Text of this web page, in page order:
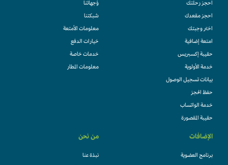
احجز رحلتك
احجز مقعدك
اختر وجبتك
امتعة إضافية
حقيبة إكسبريس
خدمة الأولوية
بيانات تسجيل الوصول
حفظ الحجز
خدمة الواتساب
حقيبة المقصورة
وُجهاتنا
شبكتنا
معلومات الأمتعة
خيارات الدفع
خدمات خاصة
معلومات المطار
الإضافات
برنامج العضوية
من نحن
نبذة عنا